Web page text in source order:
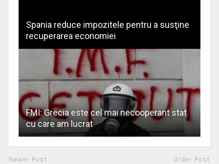
Spania reduce impozitele pentru a susţine
recuperarea economiei
FMI: Grecia este cel mai necooperant stat
cu care am lucrat
Newer Post Older Post